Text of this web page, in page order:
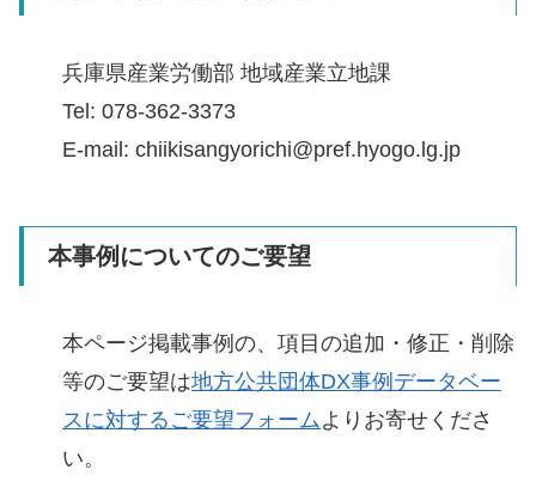
兵庫県産業労働部 地域産業立地課
Tel: 078-362-3373
E-mail: chiikisangyorichi@pref.hyogo.lg.jp
本事例についてのご要望
本ページ掲載事例の、項目の追加・修正・削除
等のご要望は地方公共団体DX事例データベー
スに対するご要望フォームよりお寄せくださ
い。